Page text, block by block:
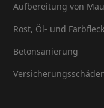
Aufbereitung von
Rost, Öl- und
Beton­sanierung